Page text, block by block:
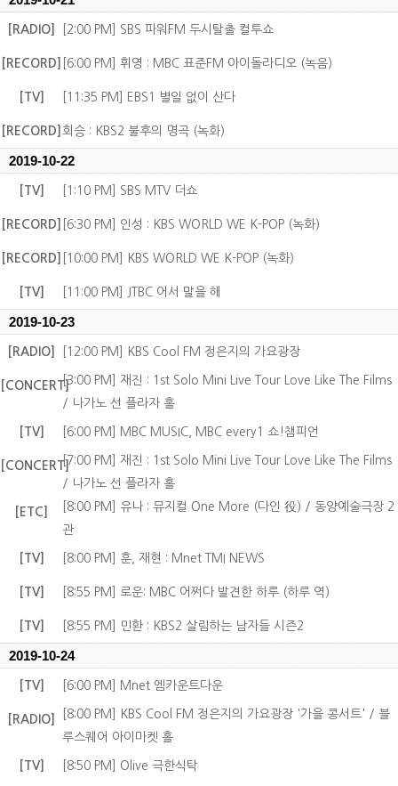
[RADIO] [2:00 PM] SBS 파워FM 두시탈출 컬투쇼
[RECORD] [6:00 PM] 휘영 : MBC 표준FM 아이돌라디오 (녹음)
[TV] [11:35 PM] EBS1 별일 없이 산다
[RECORD] 회승 : KBS2 불후의 명곡 (녹화)
2019-10-22
[TV] [1:10 PM] SBS MTV 더쇼
[RECORD] [6:30 PM] 인성 : KBS WORLD WE K-POP (녹화)
[RECORD] [10:00 PM] KBS WORLD WE K-POP (녹화)
[TV] [11:00 PM] JTBC 어서 말을 해
2019-10-23
[RADIO] [12:00 PM] KBS Cool FM 정은지의 가요광장
[CONCERT][3:00 PM] 재진 : 1st Solo Mini Live Tour Love Like The Films
/ 나가노 선 플라자 홀
[TV] [6:00 PM] MBC MUSIC, MBC every1 쇼!챔피언
[CONCERT][7:00 PM] 재진 : 1st Solo Mini Live Tour Love Like The Films
/ 나가노 선 플라자 홀
[ETC]
[8:00 PM] 유나 : 뮤지컬 One More (다인 役) / 동양예술극장 2
관
[TV] [8:00 PM] 훈, 재현 : Mnet TMI NEWS
[TV] [8:55 PM] 로운: MBC 어쩌다 발견한 하루 (하루 역)
[TV] [8:55 PM] 민환 : KBS2 살림하는 남자들 시즌2
2019-10-24
[TV] [6:00 PM] Mnet 엠카운트다운
[RADIO]
[8:00 PM] KBS Cool FM 정은지의 가요광장 '가을 콩서트' / 블
루스퀘어 아이마켓 홀
[TV] [8:50 PM] Olive 극한식탁